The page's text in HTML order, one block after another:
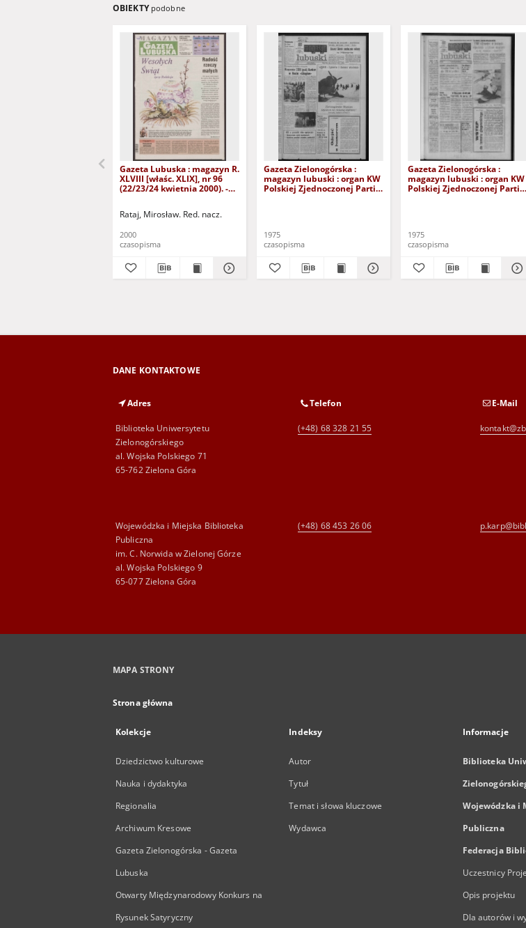
OBIEKTY podobne
Gazeta Lubuska : magazyn R.
XLVIII [właśc. XLIX], nr 96
(22/23/24 kwietnia 2000). -
Rataj, Mirosław. Red. nacz.
2000
czasopisma
Gazeta Zielonogórska :
magazyn lubuski : organ KW
Polskiej Zjednoczonej Partii
1975
czasopisma
Gazeta Zielonogórska :
magazyn lubuski : organ KW
Polskiej Zjednoczonej Partii
1975
czasopisma
DANE KONTAKTOWE
Adres
Biblioteka Uniwersytetu
Zielonogórskiego
al. Wojska Polskiego 71
65-762 Zielona Góra
Telefon
(+48) 68 328 21 55
E-Mail
Wojewódzka i Miejska Biblioteka
Publiczna
im. C. Norwida w Zielonej Górze
al. Wojska Polskiego 9
65-077 Zielona Góra
(+48) 68 453 26 06
MAPA STRONY
Strona główna
Kolekcje
Dziedzictwo kulturowe
Nauka i dydaktyka
Regionalia
Archiwum Kresowe
Gazeta Zielonogórska - Gazeta
Lubuska
Otwarty Międzynarodowy Konkurs na
Rysunek Satyryczny
Indeksy
Autor
Tytuł
Temat i słowa kluczowe
Wydawca
Informacje
Biblioteka
Wojewódzka i
Publiczna
Federacja
Uczestnicy
Opis projektu
Dla autorów i